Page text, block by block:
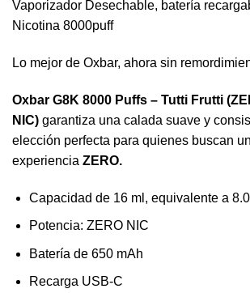
Vaporizador Desechable, batería
Nicotina 8000puff
Lo mejor de Oxbar, ahora sin
Oxbar G8K 8000 Puffs – Tutti Frutti
NIC) garantiza una calada suave y
elección perfecta para quienes buscan
experiencia ZERO.
Capacidad de 16 ml, equivalente a
Potencia: ZERO NIC
Batería de 650 mAh
Recarga USB-C